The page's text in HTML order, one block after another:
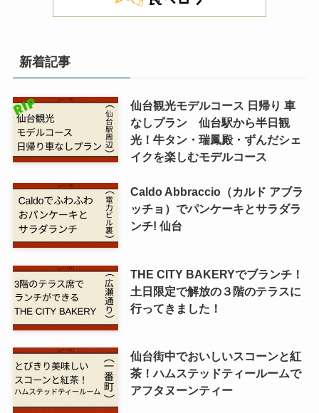
新着記事
仙台観光モデルコース 日帰り 車
なしプラン 仙台駅から半日観
光！牛タン・瑞鳳殿・ずんだシェ
イクを楽しむモデルコース
Caldo Abbraccio（カルド アブラ
ッチョ）でパンケーキとサラダラ
ンチ! 仙台
THE CITY BAKERYでブランチ！
土日限定で解放の３階のテラスに
行ってきました！
仙台街中でおいしいスコーンと紅
茶！ハムステッドティールームで
アフタヌーンティー